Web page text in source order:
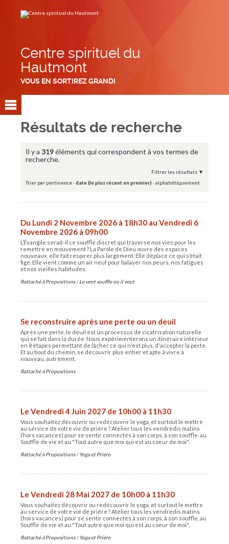
contenu.
Centre spirituel du
Hautmont
VOUS EN SORTIREZ GRANDI
Résultats de recherche
Il y a 319éléments qui correspondent à vos termes de
recherche.
Filtrer les résultats
Trier par pertinence· date (le plus récent en premier) · alphabétiquement
Du Lundi 2 Novembre 2026 à 18h30 au Vendredi 6
Novembre 2026 à 09h00
L’Évangile serait-il ce souffle discret qui traverse nos vies pour les
remettre en mouvement ? La Parole de Dieu ouvre des espaces
nouveaux, elle fait respirer plus largement. Elle déplace ce qui s’était
figé. Elle vient comme un air neuf pour balayer nos peurs, nos fatigues
et nos vieilles habitudes.
Rattaché à Propositions /Le vent souffle où il veut
Se reconstruire après une perte ou un deuil
Après une perte, le deuil est un processus de cicatrisation naturelle
qui se fait dans la durée. Nous expérimenterons un itinéraire intérieur
en 8 étapes permettant de lâcher ce qui n'est plus, d'accepter la perte.
Et au bout du chemin, se découvrir plus entier et apte à vivre à
nouveau, autrement.
Rattaché à Propositions
Le Vendredi 4 Juin 2027 de 10h00 à 11h30
Vous souhaitez découvrir ou redécouvrir le yoga, et surtout le mettre
au service de votre vie de prière ? Atelier tous les vendredis matins
(hors vacances) pour se sentir connectés à son corps, à son souffle, au
Souffle de vie et au "Tout autre que moi qui est au coeur de moi".
Rattaché à Propositions /Yoga et Prière
Le Vendredi 28 Mai 2027 de 10h00 à 11h30
Vous souhaitez découvrir ou redécouvrir le yoga, et surtout le mettre
au service de votre vie de prière ? Atelier tous les vendredis matins
(hors vacances) pour se sentir connectés à son corps, à son souffle, au
Souffle de vie et au "Tout autre que moi qui est au coeur de moi".
Rattaché à Propositions /Yoga et Prière